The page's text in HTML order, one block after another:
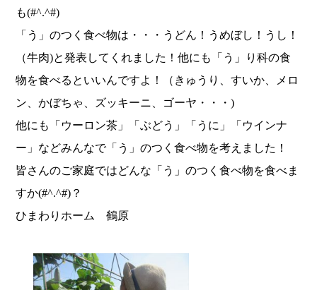
も(#^.^#)
「う」のつく食べ物は・・・うどん！うめぼし！うし！
（牛肉)と発表してくれました！他にも「う」り科の食
物を食べるといいんですよ！（きゅうり、すいか、メロ
ン、かぼちゃ、ズッキーニ、ゴーヤ・・・)
他にも「ウーロン茶」「ぶどう」「うに」「ウインナ
ー」などみんなで「う」のつく食べ物を考えました！
皆さんのご家庭ではどんな「う」のつく食べ物を食べま
すか(#^.^#)？
ひまわりホーム 鶴原